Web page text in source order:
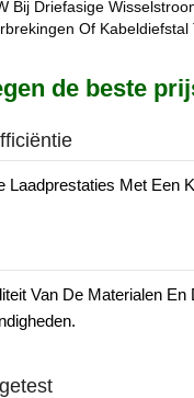
Bij Driefasige
Of Kabeldiefstal
de beste
Laadprestaties Met Een
Van De Materialen